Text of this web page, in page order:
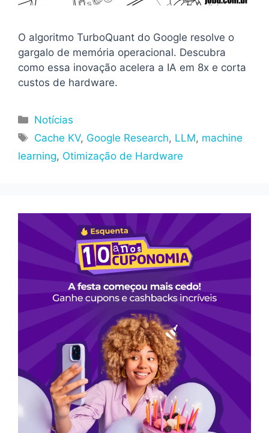
O algoritmo TurboQuant do Google resolve o
gargalo de memória operacional. Descubra
como essa inovação acelera a IA em 8x e corta
custos de hardware.
Categorias
Notícias
Tags
Cache KV, Google Research, LLM, machine
learning, Otimização de Hardware